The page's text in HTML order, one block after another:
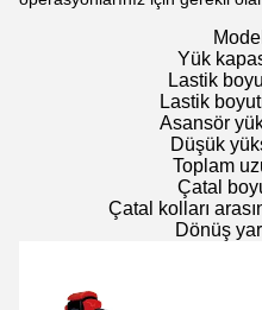
Model
Yük
Lastik
Lastik
Asansör
Düşük
Toplam
Çatal
Çatal kolları
Dönüş